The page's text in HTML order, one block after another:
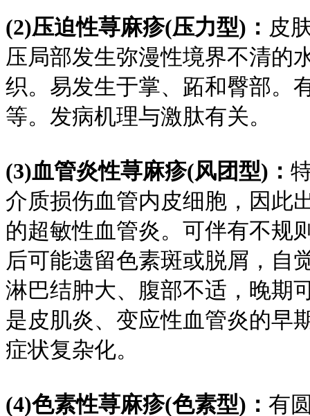
(2)压迫性荨麻疹(压力型)： 皮
压局部发生弥漫性境界不清的
织。易发生于掌、跖和臀部。
等。发病机理与激肽有关。
(3)血管炎性荨麻疹(风团型)：
介质损伤血管内皮细胞，因此
的超敏性血管炎。可伴有不规
后可能遗留色素斑或脱屑，自
淋巴结肿大、腹部不适，晚期
是皮肌炎、变应性血管炎的早
症状复杂化。
(4)色素性荨麻疹(色素型)： 有